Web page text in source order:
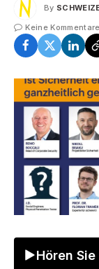
By
Keine Kommentare
Hören